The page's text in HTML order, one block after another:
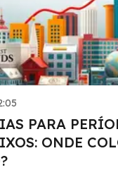
PARA
ONDE